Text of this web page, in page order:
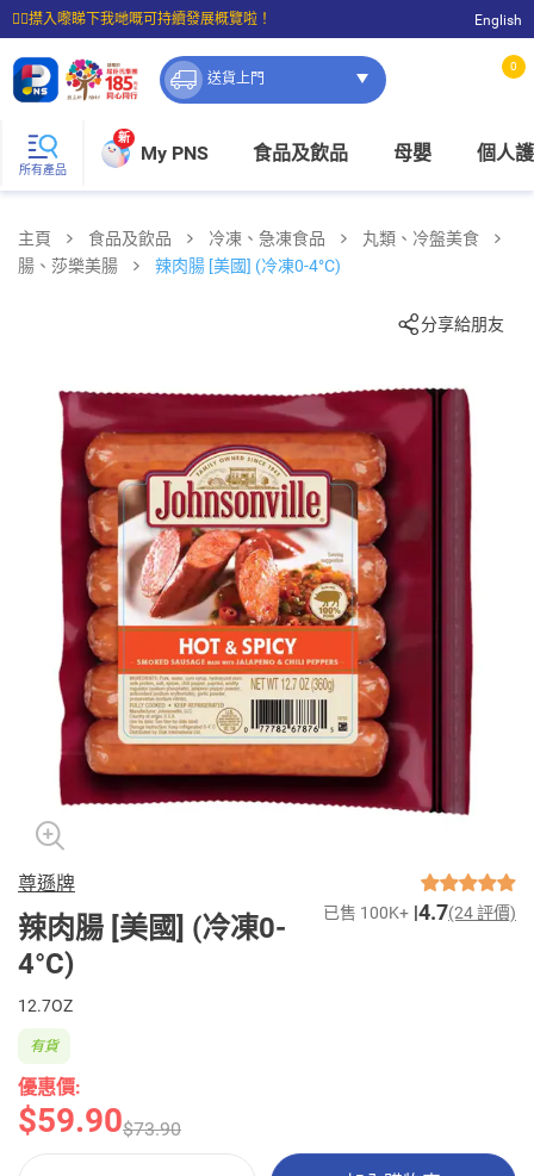
☝🏼㩒入嚟睇下我哋嘅可持續發展概覽啦！
⭐購物滿$399即享免費送貨；滿$100即可免費店取。
English
送貨上門
0
所有產品
新
My PNS 食品及飲品 母嬰 個人
主頁 食品及飲品 冷凍、急凍食品
丸類、冷盤美食
腸、莎樂美腸
辣肉腸 [美國] (冷凍0-4°C)
分享給朋友
尊遜牌
辣肉腸 [美國] (冷凍0-
4°C)
已售 100K+ 4.7(24 評價)
12.7OZ
優惠價:
$59.90$73.90
有貨